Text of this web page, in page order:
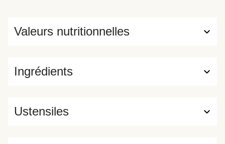
Ingrédients
Valeurs nutritionnelles
Ustensiles